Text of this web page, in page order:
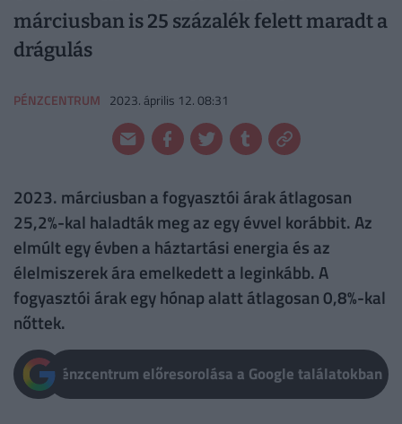
márciusban is 25 százalék felett maradt a
drágulás
PÉNZCENTRUM 2023. április 12. 08:31
2023. márciusban a fogyasztói árak átlagosan
25,2%-kal haladták meg az egy évvel korábbit. Az
elmúlt egy évben a háztartási energia és az
élelmiszerek ára emelkedett a leginkább. A
fogyasztói árak egy hónap alatt átlagosan 0,8%-kal
nőttek.
Pénzcentrum előresorolása a Google találatokban